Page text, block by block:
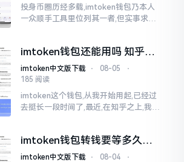
投身币圈历经多载,imtoken钱包乃本人
一众顺手工具里位列其一者,但实事求是
imtoken钱包还能用吗 知乎上
怎么说
imtoken中文版下载 ⋅ 08-05
⋅
185 阅读
imtoken这个钱包,从我开始用起,已经过
去挺长一段时间了,最近,在知乎之上,我瞅
东西
imtoken钱包转钱要等多久？
实际经验告诉你
imtoken中文版下载 ⋅ 08-04
⋅